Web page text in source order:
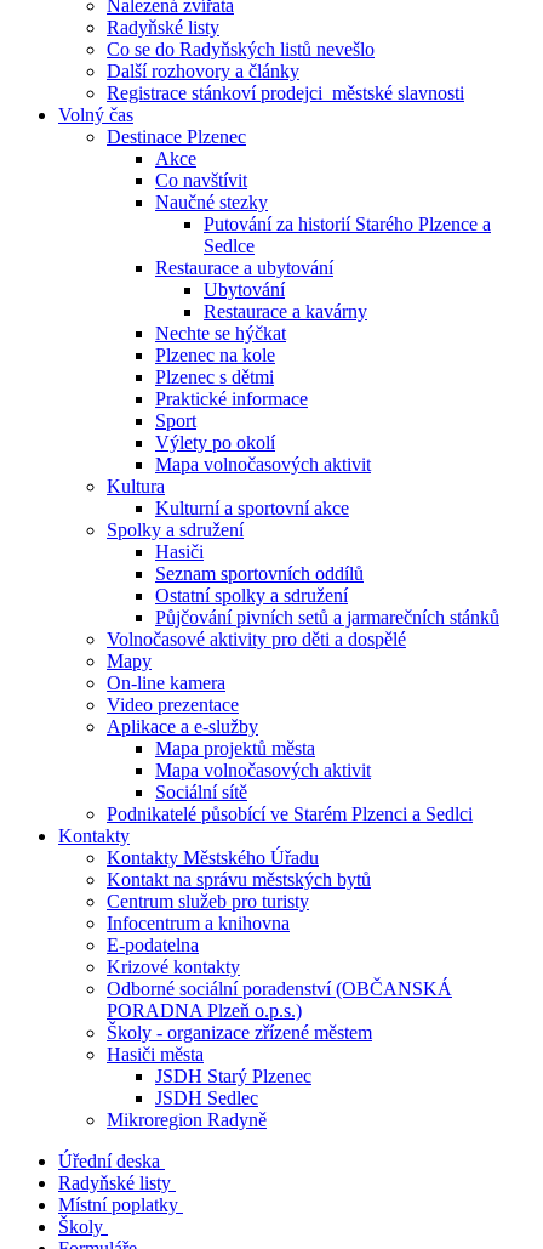
Nalezená zvířata
Radyňské listy
Co se do Radyňských listů nevešlo
Další rozhovory a články
Registrace stánkoví prodejci_městské slavnosti
Volný čas
Destinace Plzenec
Akce
Co navštívit
Naučné stezky
Putování za historií Starého Plzence a
Sedlce
Restaurace a ubytování
Ubytování
Restaurace a kavárny
Nechte se hýčkat
Plzenec na kole
Plzenec s dětmi
Praktické informace
Sport
Výlety po okolí
Mapa volnočasových aktivit
Kultura
Kulturní a sportovní akce
Spolky a sdružení
Hasiči
Seznam sportovních oddílů
Ostatní spolky a sdružení
Půjčování pivních setů a jarmarečních stánků
Volnočasové aktivity pro děti a dospělé
Mapy
On-line kamera
Video prezentace
Aplikace a e-služby
Mapa projektů města
Mapa volnočasových aktivit
Sociální sítě
Podnikatelé působící ve Starém Plzenci a Sedlci
Kontakty
Kontakty Městského Úřadu
Kontakt na správu městských bytů
Centrum služeb pro turisty
Infocentrum a knihovna
E-podatelna
Krizové kontakty
Odborné sociální poradenství (OBČANSKÁ
PORADNA Plzeň o.p.s.)
Školy - organizace zřízené městem
Hasiči města
JSDH Starý Plzenec
JSDH Sedlec
Mikroregion Radyně
Úřední deska
Radyňské listy
Místní poplatky
Školy